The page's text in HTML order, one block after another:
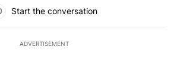
Start the conversation
ADVERTISEMENT